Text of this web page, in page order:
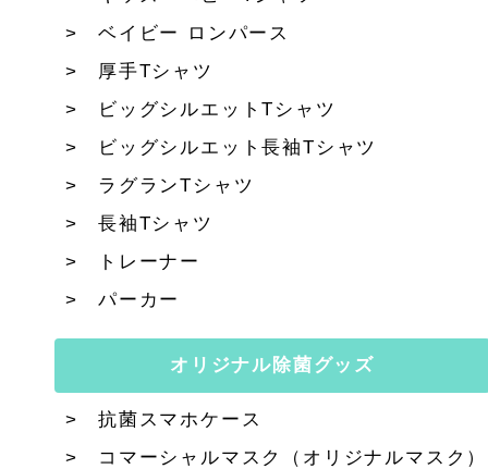
ベイビー ロンパース
厚手Tシャツ
ビッグシルエットTシャツ
ビッグシルエット長袖Tシャツ
ラグランTシャツ
長袖Tシャツ
トレーナー
パーカー
オリジナル除菌グッズ
抗菌スマホケース
コマーシャルマスク（オリジナルマスク）